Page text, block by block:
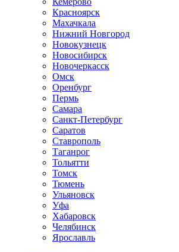
Красноярск
Махачкала
Нижний Новгород
Новокузнецк
Новосибирск
Новочеркаcск
Омск
Оренбург
Пермь
Самара
Санкт-Петербург
Саратов
Ставрополь
Таганрог
Тольятти
Томск
Тюмень
Ульяновск
Уфа
Хабаровск
Челябинск
Ярославль